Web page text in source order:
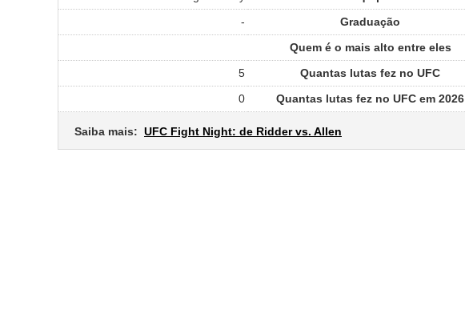
-
Graduação
Quem é o mais alto entre eles
5
Quantas lutas fez no UFC
0
Quantas lutas fez no UFC em 2026
Saiba mais: UFC Fight Night: de Ridder vs. Allen